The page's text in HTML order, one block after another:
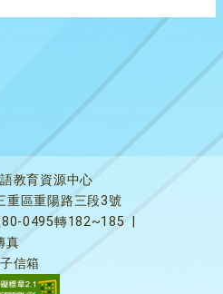
教育資源中心
重區重陽路三段3號
0495轉182~185
真
信箱